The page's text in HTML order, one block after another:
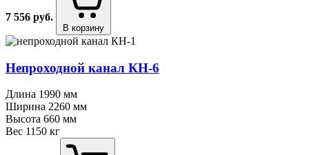
7 556 руб.
В корзину
Непроходной канал КН⁠-⁠6
Длина 1990 мм
Ширина 2260 мм
Высота 660 мм
Вес 1150 кг